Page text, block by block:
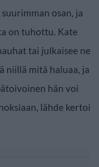
osan, ja
on tuhottu. Kate
tai julkaisee ne
niillä mitä haluaa, ja
hän voi
lähde kertoi